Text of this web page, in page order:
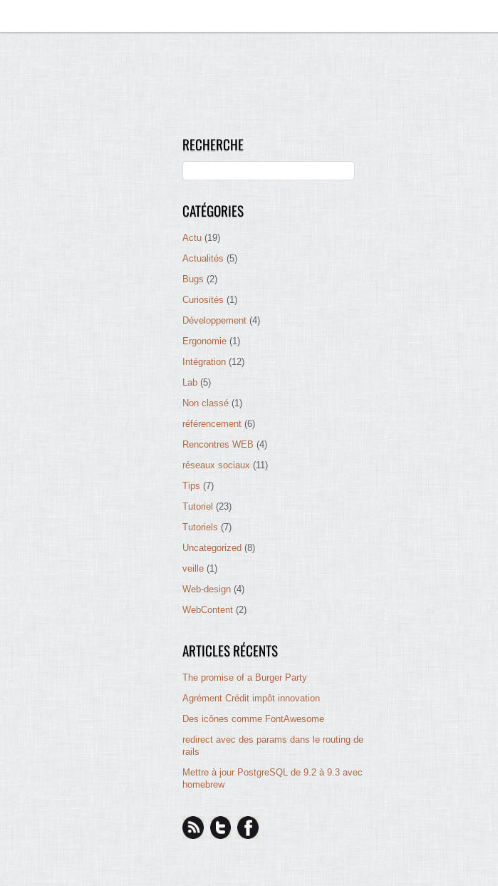
RECHERCHE
CATÉGORIES
Actu (19)
Actualités (5)
Bugs (2)
Curiosités (1)
Développement (4)
Ergonomie (1)
Intégration (12)
Lab (5)
Non classé (1)
référencement (6)
Rencontres WEB (4)
réseaux sociaux (11)
Tips (7)
Tutoriel (23)
Tutoriels (7)
Uncategorized (8)
veille (1)
Web-design (4)
WebContent (2)
ARTICLES RÉCENTS
The promise of a Burger Party
Agrément Crédit impôt innovation
Des icônes comme FontAwesome
redirect avec des params dans le routing de
rails
Mettre à jour PostgreSQL de 9.2 à 9.3 avec
homebrew